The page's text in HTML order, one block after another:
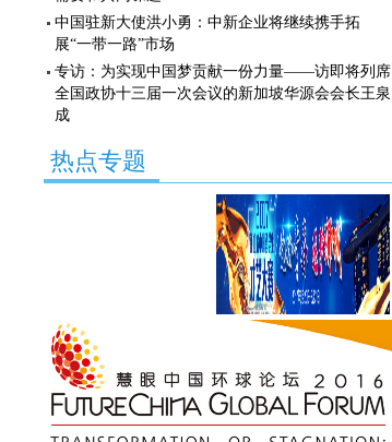
中国驻新大使洪小勇：中新企业将继续携手拓
展“一带一路”市场
专访：为实现中国梦贡献一份力量——访即将列席
全国政协十三届一次会议的新加坡华源会会长王泉
成
热点专题